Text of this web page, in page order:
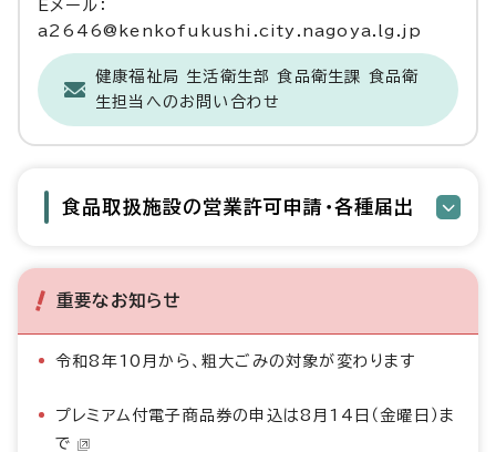
Eメール：
a2646@kenkofukushi.city.nagoya.lg.jp
健康福祉局 生活衛生部 食品衛生課 食品衛
生担当へのお問い合わせ
食品取扱施設の営業許可申請・各種届出
重要なお知らせ
令和8年10月から、粗大ごみの対象が変わります
プレミアム付電子商品券の申込は8月14日（金曜日）ま
で